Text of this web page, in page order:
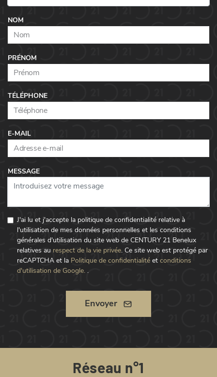
NOM
PRÉNOM
TÉLÉPHONE
E-MAIL
MESSAGE
J'ai lu et j'accepte la politique de confidentialité relative à
l'utilisation de mes données personnelles et les conditions
générales d'utilisation du site web de CENTURY 21 Benelux
relatives au respect de la vie privée. Ce site web est protégé par
reCAPTCHA et la Politique de confidentialité et conditions
d'utilisation de Google. .
Envoyer
Réseau n°1